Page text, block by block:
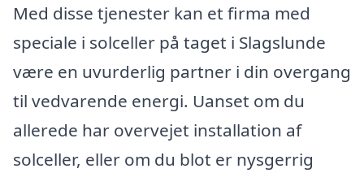
Med disse tjenester kan et firma med
speciale i solceller på taget i Slagslunde
være en uvurderlig partner i din overgang
til vedvarende energi. Uanset om du
allerede har overvejet installation af
solceller, eller om du blot er nysgerrig